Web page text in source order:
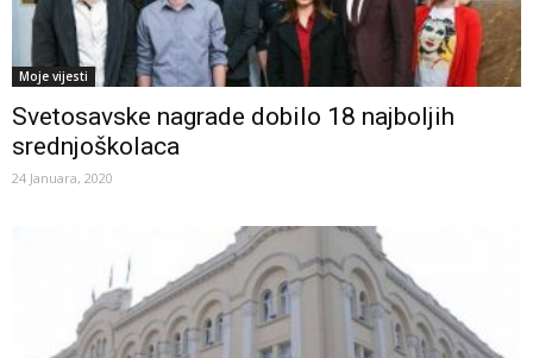
Moje vijesti
Svetosavske nagrade dobilo 18 najboljih
srednjoškolaca
24 Januara, 2020